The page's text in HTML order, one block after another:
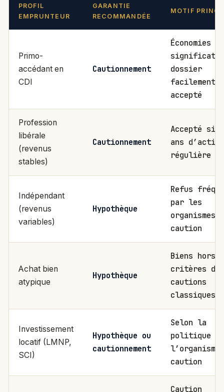
PROFIL
EMPRUNTEUR
GARANTIE
RECOMMANDÉE
MOTIF
Primo-
accédant en
CDI
Cautionnement
Économies
dossier
facilement
accepté
Profession
libérale
(revenus
stables)
Cautionnement
Accepté si
ans
régulière
Indépendant
(revenus
variables)
Hypothèque
Refus
par les
organismes
caution
Achat bien
atypique
Hypothèque
Biens hors
critères des
cautions
classiques
Investissement
locatif (LMNP,
SCI)
Hypothèque ou
cautionnement
Selon la
politique de
l’organisme
caution
Caution